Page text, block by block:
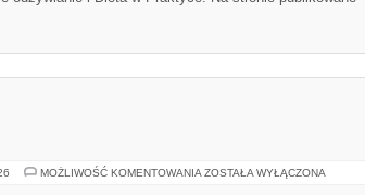
MOŻLIWOŚĆ KOMENTOWANIA MOTORYZACJA
ZOSTAŁA WYŁĄCZONA